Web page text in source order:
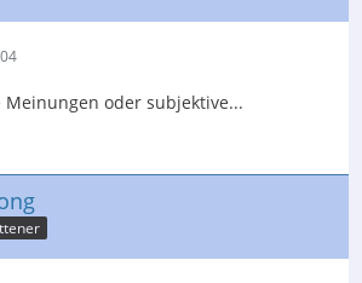
oder subjektive...